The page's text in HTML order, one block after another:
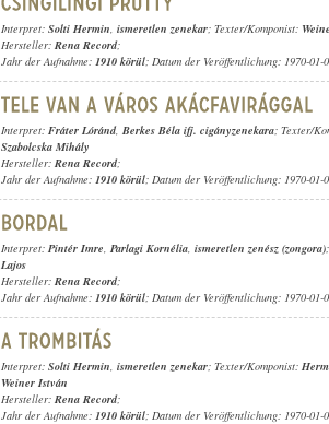
Interpret: Solti Hermin, ismeretlen zenekar; Texter/Komponist:
Hersteller: Rena Record;
Jahr der Aufnahme: 1910 körül; Datum der Veröffentlichung: 1970-01-
Interpret: Fráter Lóránd, Berkes Béla ifj. cigányzenekara; Texter/
Szabolcska Mihály
Hersteller: Rena Record;
Jahr der Aufnahme: 1910 körül; Datum der Veröffentlichung: 1970-01-
Interpret: Pintér Imre, Parlagi Kornélia, ismeretlen zenész (zongora)
Lajos
Hersteller: Rena Record;
Jahr der Aufnahme: 1910 körül; Datum der Veröffentlichung: 1970-01-
Interpret: Solti Hermin, ismeretlen zenekar; Texter/Komponist:
Weiner István
Hersteller: Rena Record;
Jahr der Aufnahme: 1910 körül; Datum der Veröffentlichung: 1970-01-